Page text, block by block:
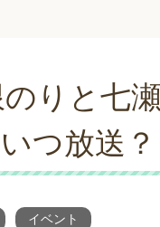
りと七
つ放送？
イベント